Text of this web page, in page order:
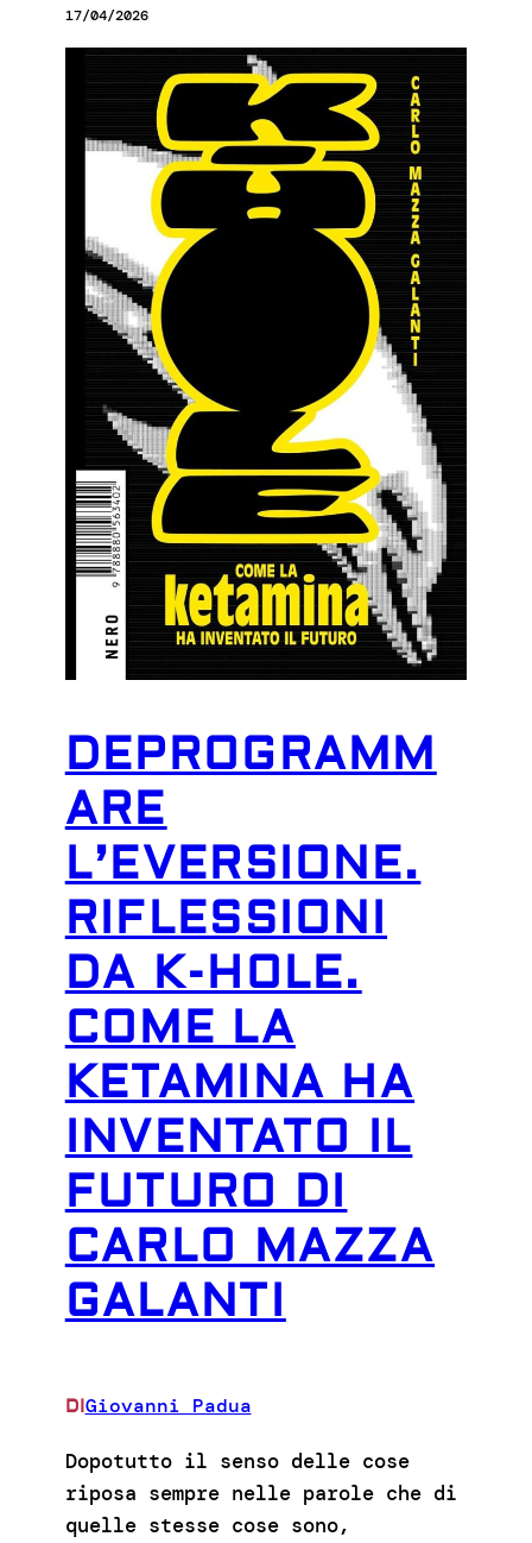
17/04/2026
DEPROGRAMM
ARE
L’EVERSIONE.
RIFLESSIONI
DA K-HOLE.
COME LA
KETAMINA HA
INVENTATO IL
FUTURO DI
CARLO MAZZA
GALANTI
DIGiovanni Padua
Dopotutto il senso delle cose
riposa sempre nelle parole che di
quelle stesse cose sono,